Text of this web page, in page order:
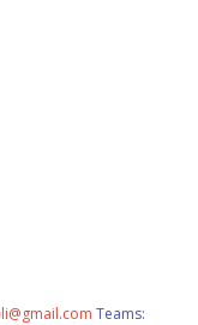
Teams: